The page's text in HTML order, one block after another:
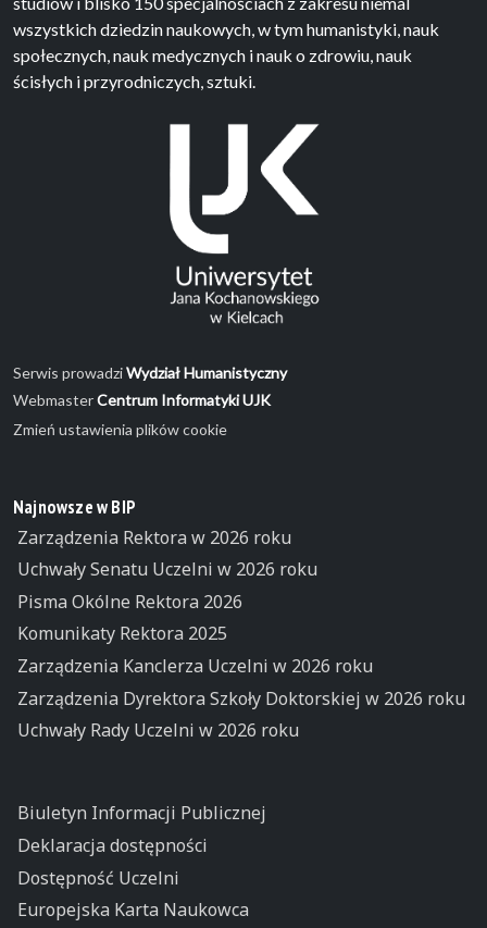
wszystkich dziedzin naukowych, w tym humanistyki, nauk
społecznych, nauk medycznych i nauk o zdrowiu, nauk
ścisłych i przyrodniczych, sztuki.
Serwis prowadziWydział Humanistyczny
WebmasterCentrum Informatyki UJK
Zmień ustawienia plików cookie
Najnowsze w BIP
Zarządzenia Rektora w 2026 roku
Uchwały Senatu Uczelni w 2026 roku
Pisma Okólne Rektora 2026
Komunikaty Rektora 2025
Zarządzenia Kanclerza Uczelni w 2026 roku
Zarządzenia Dyrektora Szkoły Doktorskiej w 2026 roku
Uchwały Rady Uczelni w 2026 roku
Biuletyn Informacji Publicznej
Deklaracja dostępności
Dostępność Uczelni
Europejska Karta Naukowca